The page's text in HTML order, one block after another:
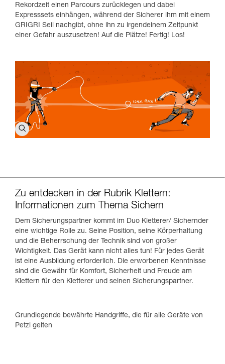
Rekordzeit einen Parcours zurücklegen und dabei
Expresssets einhängen, während der Sicherer ihm mit einem
GRIGRI Seil nachgibt, ohne ihn zu irgendeinem Zeitpunkt
einer Gefahr auszusetzen! Auf die Plätze! Fertig! Los!
Zu entdecken in der Rubrik Klettern:
Informationen zum Thema Sichern
Dem Sicherungspartner kommt im Duo Kletterer/ Sichernder
eine wichtige Rolle zu. Seine Position, seine Körperhaltung
und die Beherrschung der Technik sind von großer
Wichtigkeit. Das Gerät kann nicht alles tun! Für jedes Gerät
ist eine Ausbildung erforderlich. Die erworbenen Kenntnisse
sind die Gewähr für Komfort, Sicherheit und Freude am
Klettern für den Kletterer und seinen Sicherungspartner.
Grundlegende bewährte Handgriffe, die für alle Geräte von
Petzl gelten